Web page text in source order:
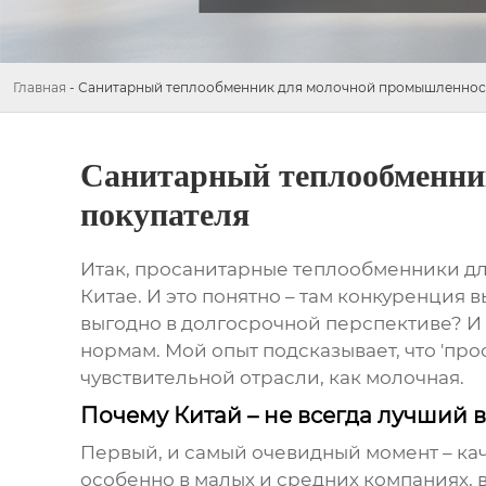
Главная - Санитарный теплообменник для молочной
Санитарный
покупателя
Итак, просанитарные теплообменники
Китае. И это понятно – там конкуренция
выгодно в долгосрочной перспективе?
нормам. Мой опыт подсказывает, что
чувствительной отрасли, как молочная.
Почему Китай – не всегда лучший
Первый, и самый очевидный момент –
особенно в малых и средних компаниях,